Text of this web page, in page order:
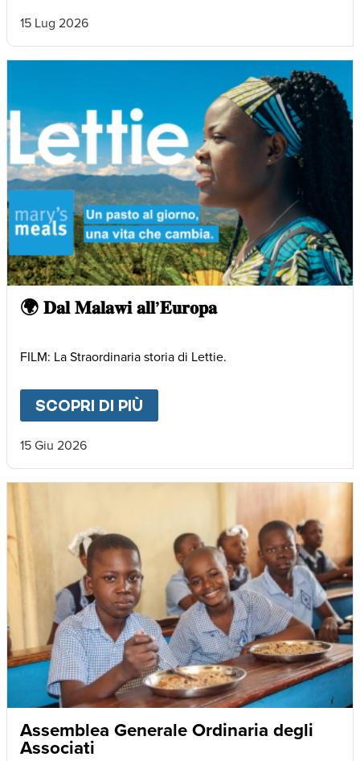
15 Lug 2026
🌍 𝐃𝐚𝐥 𝐌𝐚𝐥𝐚𝐰𝐢 𝐚𝐥𝐥’𝐄𝐮𝐫𝐨𝐩𝐚
FILM: La Straordinaria storia di Lettie.
SCOPRI DI PIÙ
15 Giu 2026
Assemblea Generale Ordinaria degli
Associati